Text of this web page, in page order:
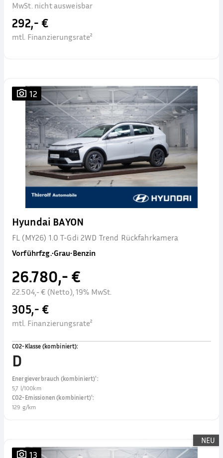
MwSt. nicht ausweisbar
292,- €
mtl. Finanzierungsrate²
12
Hyundai BAYON
FL (MY26) 1.0 T-Gdi 2WD Trend Rückfahrkamera
Vorführfzg.•Grau•Benzin
26.780,- €
22.504,- € (Netto), 19% MwSt.
305,- €
mtl. Finanzierungsrate²
CO2-Klasse (kombiniert):
D
Energieverbrauch (kombiniert)¹:
5,7 l/100km
CO2-Emissionen (kombiniert)¹:
129 g/km
NEU
13